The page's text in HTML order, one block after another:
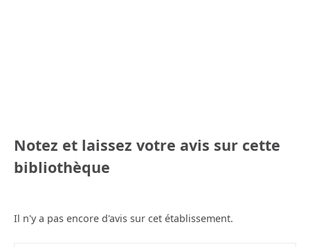
Notez et laissez votre avis sur cette
bibliothèque
Il n'y a pas encore d'avis sur cet établissement.